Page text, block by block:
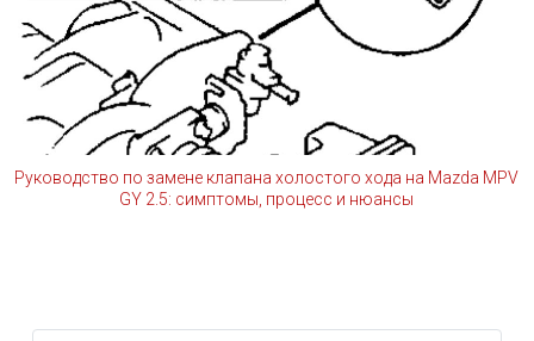
Руководство по замене клапана холостого хода на Mazda MPV
GY 2.5: симптомы, процесс и нюансы